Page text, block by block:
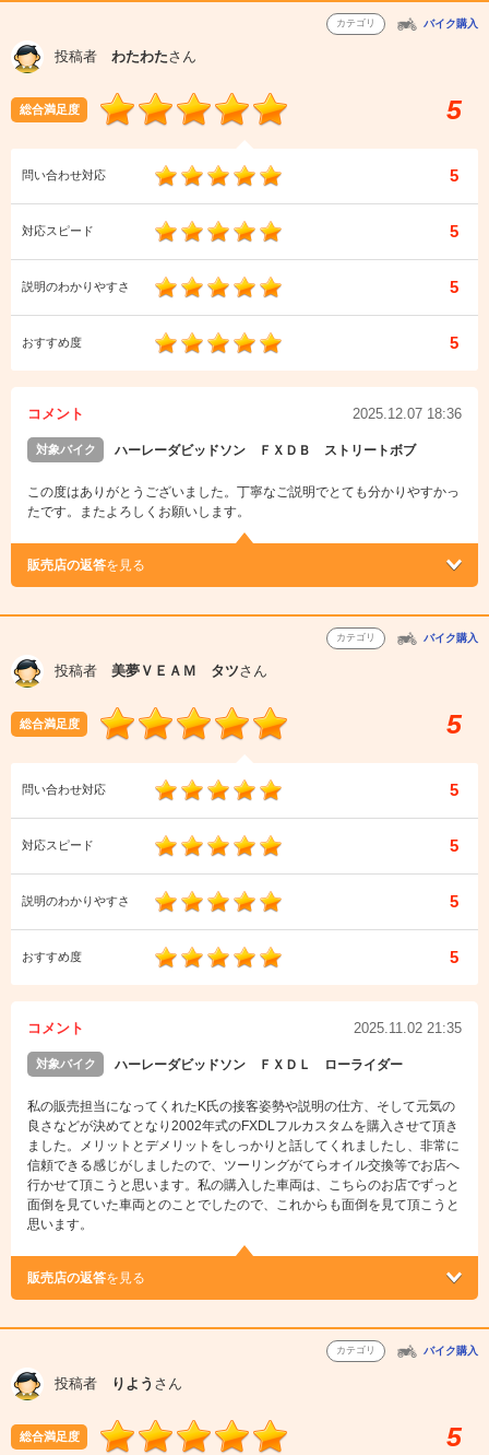
カテゴリ バイク購入
投稿者 わたわたさん
総合満足度 5
問い合わせ対応 5
対応スピード 5
説明のわかりやすさ 5
おすすめ度 5
コメント 2025.12.07 18:36
対象バイク ハーレーダビッドソン ＦＸＤＢ ストリートボブ
この度はありがとうございました。丁寧なご説明でとても分かりやすかっ
たです。またよろしくお願いします。
販売店の返答を見る
カテゴリ バイク購入
投稿者 美夢ＶＥＡＭ タツさん
総合満足度 5
問い合わせ対応 5
対応スピード 5
説明のわかりやすさ 5
おすすめ度 5
コメント 2025.11.02 21:35
対象バイク ハーレーダビッドソン ＦＸＤＬ ローライダー
私の販売担当になってくれたK氏の接客姿勢や説明の仕方、そして元気の
良さなどが決めてとなり2002年式のFXDLフルカスタムを購入させて頂き
ました。メリットとデメリットをしっかりと話してくれましたし、非常に
信頼できる感じがしましたので、ツーリングがてらオイル交換等でお店へ
行かせて頂こうと思います。私の購入した車両は、こちらのお店でずっと
面倒を見ていた車両とのことでしたので、これからも面倒を見て頂こうと
思います。
販売店の返答を見る
カテゴリ バイク購入
投稿者 りよう さん
総合満足度 5